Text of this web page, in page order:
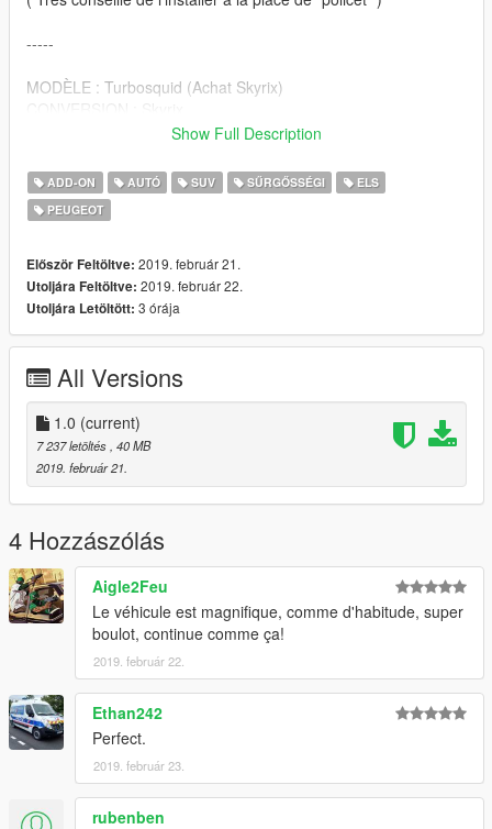
-----
MODÈLE : Turbosquid (Achat Skyrix)
TEMPLATE : TroyLee25
RAMPE VEGA : Brainox
-----
Bon jeu à tous.
Show Full Description
ADD-ON AUTÓ SUV SŰRGŐSSÉGI
ELS
PEUGEOT
Először Feltöltve: 2019. február 21.
Utoljára Feltöltve: 2019. február 22.
Utoljára Letöltött: 3 órája
All Versions
1.0 (current)
7 237 letöltés , 40 MB
2019. február 21.
4 Hozzászólás
Aigle2Feu
Le véhicule est magnifique, comme d'habitude, super
boulot, continue comme ça!
2019. február 22.
Ethan242
Perfect.
2019. február 23.
rubenben